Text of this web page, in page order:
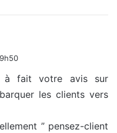
à fait votre avis sur
les clients vers
” pensez-client